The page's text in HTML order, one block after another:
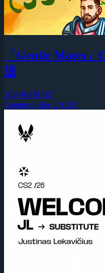
「Gentle Mates
退
2026年8月8日
Counter-Strike 2 (CS2)